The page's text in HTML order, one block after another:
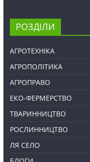
РОЗДІЛИ
АГРОТЕХНІКА
АГРОПОЛІТИКА
АГРОПРАВО
ЕКО-ФЕРМЕРСТВО
ТВАРИННИЦТВО
РОСЛИННИЦТВО
ЛЯ СЕЛО